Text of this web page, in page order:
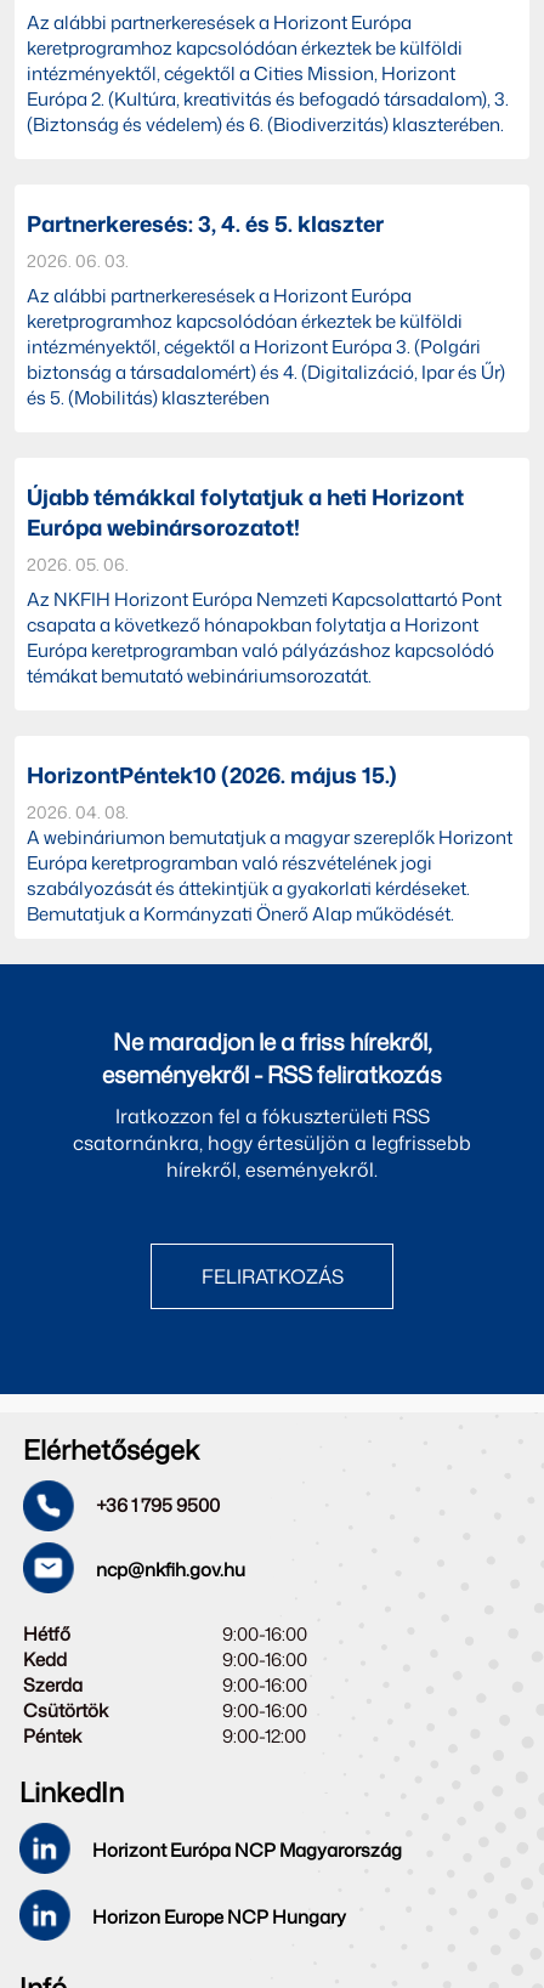
Az alábbi partnerkeresések a Horizont Európa
keretprogramhoz kapcsolódóan érkeztek be külföldi
intézményektől, cégektől a Cities Mission, Horizont
Európa 2. (Kultúra, kreativitás és befogadó társadalom), 3.
(Biztonság és védelem) és 6. (Biodiverzitás) klaszterében.
Partnerkeresés: 3, 4. és 5. klaszter
2026. 06. 03.
Az alábbi partnerkeresések a Horizont Európa
keretprogramhoz kapcsolódóan érkeztek be külföldi
intézményektől, cégektől a Horizont Európa 3. (Polgári
biztonság a társadalomért) és 4. (Digitalizáció, Ipar és Űr)
és 5. (Mobilitás) klaszterében
Újabb témákkal folytatjuk a heti Horizont
Európa webinársorozatot!
2026. 05. 06.
Az NKFIH Horizont Európa Nemzeti Kapcsolattartó Pont
csapata a következő hónapokban folytatja a Horizont
Európa keretprogramban való pályázáshoz kapcsolódó
témákat bemutató webináriumsorozatát.
HorizontPéntek10 (2026. május 15.)
2026. 04. 08.
A webináriumon bemutatjuk a magyar szereplők Horizont
Európa keretprogramban való részvételének jogi
szabályozását és áttekintjük a gyakorlati kérdéseket.
Bemutatjuk a Kormányzati Önerő Alap működését.
Ne maradjon le a friss hírekről,
eseményekről - RSS feliratkozás
Iratkozzon fel a fókuszterületi RSS
csatornánkra, hogy értesüljön a legfrissebb
hírekről, eseményekről.
FELIRATKOZÁS
Elérhetőségek
+36 1 795 9500
ncp@nkfih.gov.hu
Hétfő
9:00-16:00
Kedd
9:00-16:00
Szerda
9:00-16:00
Csütörtök
9:00-16:00
Péntek
9:00-12:00
LinkedIn
Horizont Európa NCP Magyarország
Horizon Europe NCP Hungary